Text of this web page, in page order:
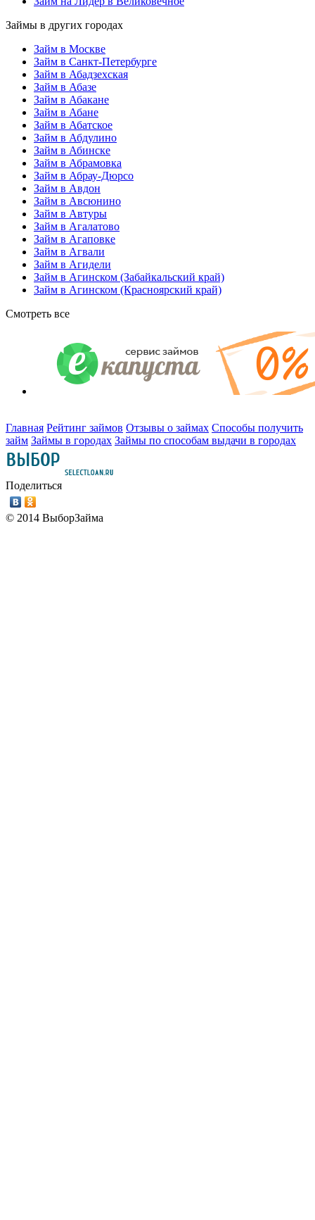
Займы в других городах
Займ в Москве
Займ в Санкт-Петербурге
Займ в Абадзехская
Займ в Абазе
Займ в Абакане
Займ в Абане
Займ в Абатское
Займ в Абдулино
Займ в Абинске
Займ в Абрамовка
Займ в Абрау-Дюрсо
Займ в Авдон
Займ в Авсюнино
Займ в Автуры
Займ в Агалатово
Займ в Агаповке
Займ в Агвали
Займ в Агидели
Займ в Агинском (Забайкальский край)
Займ в Агинском (Красноярский край)
Смотреть все
Главная Рейтинг займов Отзывы о займах Способы получить
займ Займы в городах Займы по способам выдачи в городах
Поделиться
© 2014 ВыборЗайма